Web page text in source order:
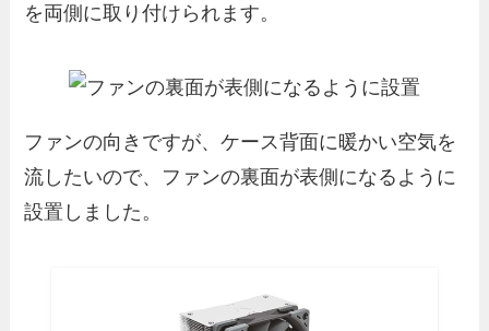
を両側に取り付けられます。
ファンの向きですが、ケース背面に暖かい空気を
流したいので、ファンの裏面が表側になるように
設置しました。